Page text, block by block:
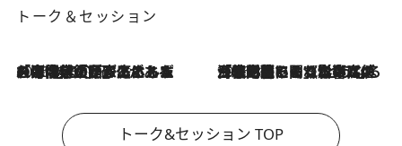
トーク＆セッション
2026.8.3
「今後値上げがあるとすれば…」「リスクがあるのは今年の冬」エネルギー専門家が語る、ホルムズ海峡封鎖が家庭にもたらす“ある心配” 2026.8.3
「住宅建てられない…」「サーチャージ料の高値が続いている」ホルムズ海峡封鎖による影響はいつまで続く？《エネルギー専門家に聞く“どうなる日本の暮らし”》
トーク&セッション TOP